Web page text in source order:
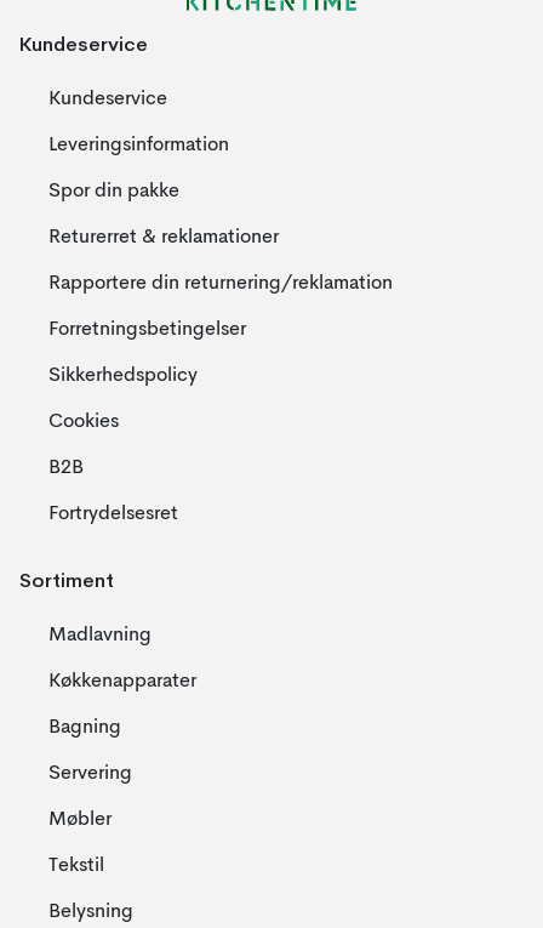
Kundeservice
Kundeservice
Leveringsinformation
Spor din pakke
Returerret & reklamationer
Rapportere din returnering/reklamation
Forretningsbetingelser
Sikkerhedspolicy
Cookies
B2B
Fortrydelsesret
Sortiment
Madlavning
Køkkenapparater
Bagning
Servering
Møbler
Tekstil
Belysning